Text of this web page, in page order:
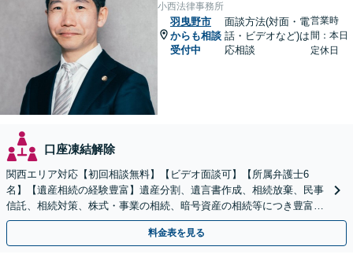
小西法律事務所
羽曳野市
からも相談
受付中
面談方法(対面・電
話・ビデオなど)は
応相談
営業時
間：本日
定休日
口座凍結解除
関西エリア対応【初回相談無料】【ビデオ面談可】【所属弁護士6
名】【遺産相続の経験豊富】遺産分割、遺言書作成、相続放棄、民事
信託、相続対策、株式・事業の相続、暗号資産の相続等につき豊富な
対応実績。【バリアフリー】【完全個室対応】
料金表を見る